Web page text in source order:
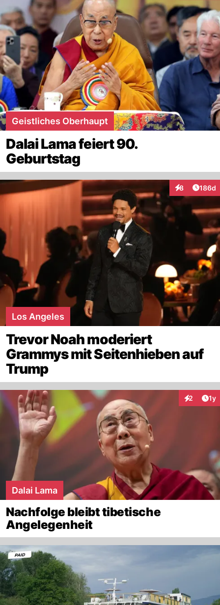
Geistliches Oberhaupt
Dalai Lama feiert 90.
Geburtstag
8
Interaktionen
186d
Los Angeles
Trevor Noah moderiert
Grammys mit Seitenhieben auf
Trump
2 1y
Dalai Lama
Nachfolge bleibt tibetische
Angelegenheit